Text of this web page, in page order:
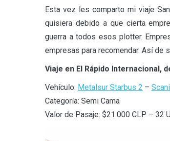
Esta vez les comparto mi viaje
quisiera debido a que cierta
guerra a todos esos plotter.
empresas para recomendar. Así de
Viaje en El Rápido Internacional,
Vehículo: Metalsur Starbus 2 –
Categoría: Semi Cama
Valor de Pasaje: $21.000 CLP – 32